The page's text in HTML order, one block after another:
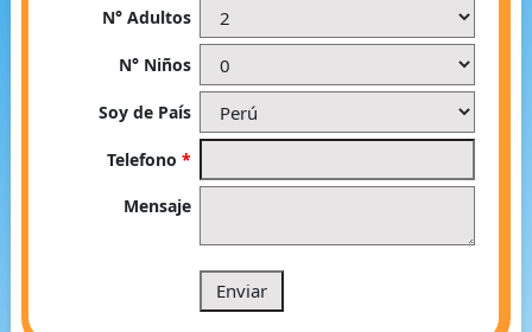
N° Adultos
N° Niños
Soy de País
Telefono*
Mensaje